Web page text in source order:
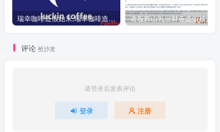
瑞幸咖啡造假始末,瑞幸咖啡造假经验总结,美股财报造假案例
评论 抢沙发
请登录后发表评论
登录 注册